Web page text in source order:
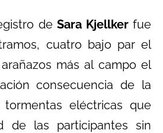
de Sara Kjellkerfue
cuatro bajo par el
más al campo el
consecuencia de la
eléctricas que
de las participantes sin